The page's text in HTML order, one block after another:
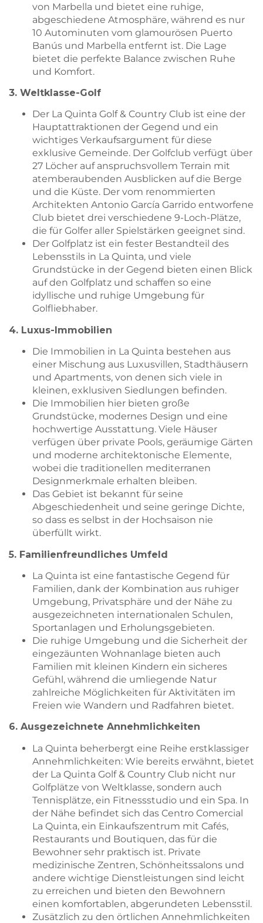
von Marbella und bietet eine ruhige,
abgeschiedene Atmosphäre, während es nur
10 Autominuten vom glamourösen Puerto
Banús und Marbella entfernt ist. Die Lage
bietet die perfekte Balance zwischen Ruhe
und Komfort.
3. Weltklasse-Golf
Der La Quinta Golf & Country Club ist eine der
Hauptattraktionen der Gegend und ein
wichtiges Verkaufsargument für diese
exklusive Gemeinde. Der Golfclub verfügt über
27 Löcher auf anspruchsvollem Terrain mit
atemberaubenden Ausblicken auf die Berge
und die Küste. Der vom renommierten
Architekten Antonio García Garrido entworfene
Club bietet drei verschiedene 9-Loch-Plätze,
die für Golfer aller Spielstärken geeignet sind.
Der Golfplatz ist ein fester Bestandteil des
Lebensstils in La Quinta, und viele
Grundstücke in der Gegend bieten einen Blick
auf den Golfplatz und schaffen so eine
idyllische und ruhige Umgebung für
Golfliebhaber.
4. Luxus-Immobilien
Die Immobilien in La Quinta bestehen aus
einer Mischung aus Luxusvillen, Stadthäusern
und Apartments, von denen sich viele in
kleinen, exklusiven Siedlungen befinden.
Die Immobilien hier bieten große
Grundstücke, modernes Design und eine
hochwertige Ausstattung. Viele Häuser
verfügen über private Pools, geräumige Gärten
und moderne architektonische Elemente,
wobei die traditionellen mediterranen
Designmerkmale erhalten bleiben.
Das Gebiet ist bekannt für seine
Abgeschiedenheit und seine geringe Dichte,
so dass es selbst in der Hochsaison nie
überfüllt wirkt.
5. Familienfreundliches Umfeld
La Quinta ist eine fantastische Gegend für
Familien, dank der Kombination aus ruhiger
Umgebung, Privatsphäre und der Nähe zu
ausgezeichneten internationalen Schulen,
Sportanlagen und Erholungsgebieten.
Die ruhige Umgebung und die Sicherheit der
eingezäunten Wohnanlage bieten auch
Familien mit kleinen Kindern ein sicheres
Gefühl, während die umliegende Natur
zahlreiche Möglichkeiten für Aktivitäten im
Freien wie Wandern und Radfahren bietet.
6. Ausgezeichnete Annehmlichkeiten
La Quinta beherbergt eine Reihe erstklassiger
Annehmlichkeiten: Wie bereits erwähnt, bietet
der La Quinta Golf & Country Club nicht nur
Golfplätze von Weltklasse, sondern auch
Tennisplätze, ein Fitnessstudio und ein Spa. In
der Nähe befindet sich das Centro Comercial
La Quinta, ein Einkaufszentrum mit Cafés,
Restaurants und Boutiquen, das für die
Bewohner sehr praktisch ist. Private
medizinische Zentren, Schönheitssalons und
andere wichtige Dienstleistungen sind leicht
zu erreichen und bieten den Bewohnern
einen komfortablen, abgerundeten Lebensstil.
Zusätzlich zu den örtlichen Annehmlichkeiten